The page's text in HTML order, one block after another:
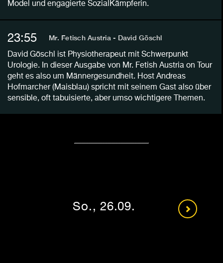
Model und engagierte SozialKämpferin.
23:55 Mr. Fetisch Austria - David Göschl
David Göschl ist Physiotherapeut mit Schwerpunkt
Urologie. In dieser Ausgabe von Mr. Fetish Austria on Tour
geht es also um Männergesundheit. Host Andreas
Hofmarcher (Maisblau) spricht mit seinem Gast also über
sensible, oft tabuisierte, aber umso wichtigere Themen.
So., 26.09.